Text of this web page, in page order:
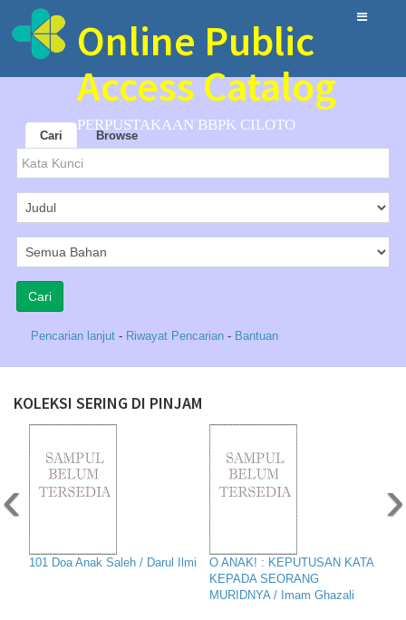
Online Public
Access Catalog
PERPUSTAKAAN BBPK CILOTO
Cari Browse
Pencarian lanjut - Riwayat Pencarian - Bantuan
KOLEKSI SERING DI PINJAM
101 Doa Anak Saleh / Darul Ilmi
O ANAK! : KEPUTUSAN KATA
KEPADA SEORANG
MURIDNYA / Imam Ghazali
‹ ›